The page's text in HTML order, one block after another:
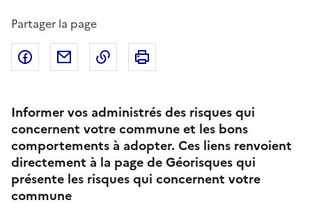
Partager la page
Partager sur Facebook
Partager par emailCopier dans le presse-papier
Informer vos administrés des risques qui
concernent votre commune et les bons
comportements à adopter. Ces liens renvoient
directement à la page de Géorisques qui
présente les risques qui concernent votre
commune